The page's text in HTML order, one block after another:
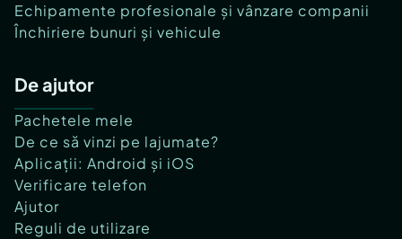
Echipamente profesionale și vânzare companii
Închiriere bunuri și vehicule
De ajutor
Pachetele mele
De ce să vinzi pe lajumate?
Aplicații: Android și iOS
Verificare telefon
Ajutor
Reguli de utilizare